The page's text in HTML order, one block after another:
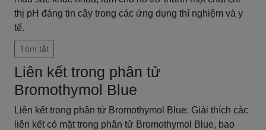
thị pH đáng tin cậy trong các ứng dụng thí nghiệm và y
tế.
Tóm tắt
Liên kết trong phân tử
Bromothymol Blue
Liên kết trong phân tử Bromothymol Blue: Giải thích các
liên kết có mặt trong phân tử Bromothymol Blue, bao